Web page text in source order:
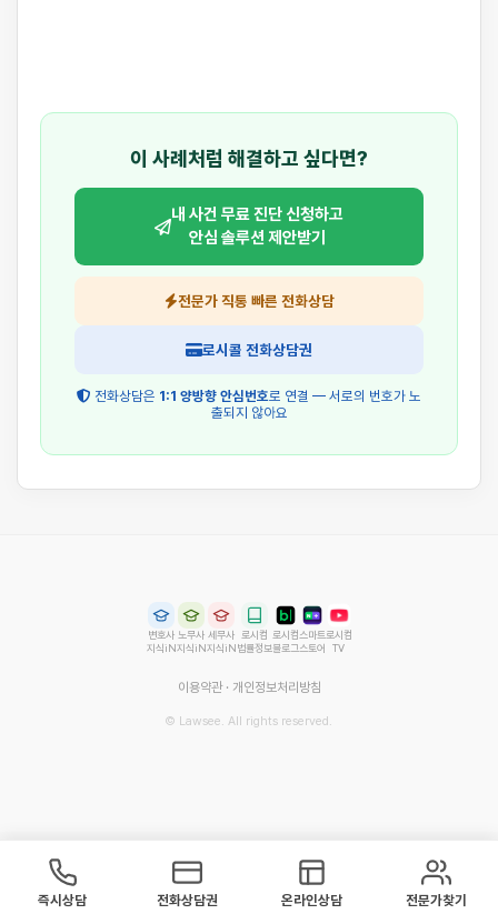
이 사례처럼 해결하고 싶다면?
내 사건 무료 진단 신청하고
안심 솔루션 제안받기
전문가 직통 빠른 전화상담
로시콜 전화상담권
전화상담은 1:1 양방향 안심번호로 연결 — 서로의 번호가 노
출되지 않아요
변호사
지식iN
노무사
지식iN
세무사
지식iN
로시컴
법률정보
로시컴
블로그
스마트
스토어
로시컴
TV
이용약관· 개인정보처리방침
© Lawsee. All rights reserved.
즉시상담 전화상담권 온라인상담 전문가찾기